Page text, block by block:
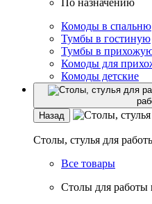
По назначению
Комоды в спальню
Тумбы в гостиную
Тумбы в
Комоды для
Комоды детские
Назад
Столы, стулья для
Все товары
Столы для работы